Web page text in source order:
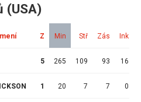
(USA)
Z Min Stř Zás Ink
5 265 109 93 16
1 20 7 7 0